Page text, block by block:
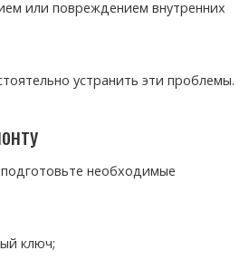
или повреждением внутренних
устранить эти проблемы.
необходимые
ключ;